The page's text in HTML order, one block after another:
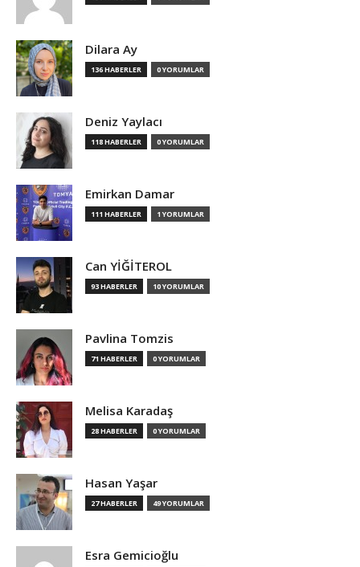
Dilara Ay
136 HABERLER 0 YORUMLAR
Deniz Yaylacı
118 HABERLER 0 YORUMLAR
Emirkan Damar
111 HABERLER 1 YORUMLAR
Can YİĞİTEROL
93 HABERLER 10 YORUMLAR
Pavlina Tomzis
71 HABERLER 0 YORUMLAR
Melisa Karadaş
28 HABERLER 0 YORUMLAR
Hasan Yaşar
27 HABERLER 49 YORUMLAR
Esra Gemicioğlu